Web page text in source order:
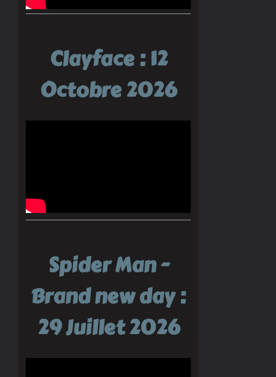
Clayface : 12
Octobre 2026
Spider Man -
Brand new day :
29 Juillet 2026